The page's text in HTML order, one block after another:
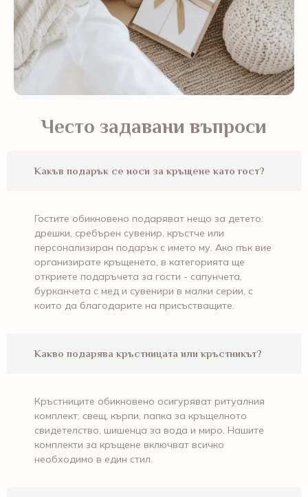
Често задавани въпроси
Какъв подарък се носи за кръщене като гост?
Гостите обикновено подаряват нещо за детето:
дрешки, сребърен сувенир, кръстче или
персонализиран подарък с името му. Ако пък вие
организирате кръщенето, в категорията ще
откриете подаръчета за гости - сапунчета,
бурканчета с мед и сувенири в малки серии, с
които да благодарите на присъстващите.
Какво подарява кръстницата или кръстникът?
Кръстниците обикновено осигуряват ритуалния
комплект: свещ, кърпи, папка за кръщелното
свидетелство, шишенца за вода и миро. Нашите
комплекти за кръщене включват всичко
необходимо в един стил.